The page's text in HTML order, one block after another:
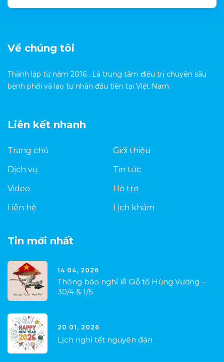
Về chúng tôi
Thành lập từ năm 2016 . Là trung tâm điều trị chuyên sâu
bệnh phổi và lao tư nhân đầu tiên tại Việt Nam
Liên kết nhanh
Trang chủ
Giới thiệu
Dịch vụ
Tin tức
Video
Hỗ trợ
Liên hệ
Lịch khám
Tin mới nhất
14 04, 2026
Thông báo nghỉ lễ Giỗ tổ Hùng Vương –
30/4 & 1/5
20 01, 2026
Lịch nghỉ tết nguyên đán